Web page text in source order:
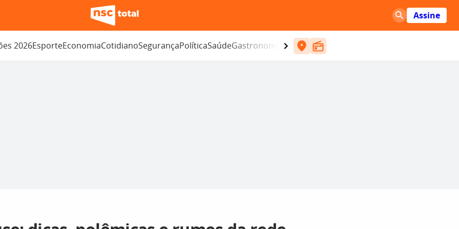
Assine
2026EsporteEconomiaCotidianoSegurançaPolíticaSaúdeGastronomia Entretenimento